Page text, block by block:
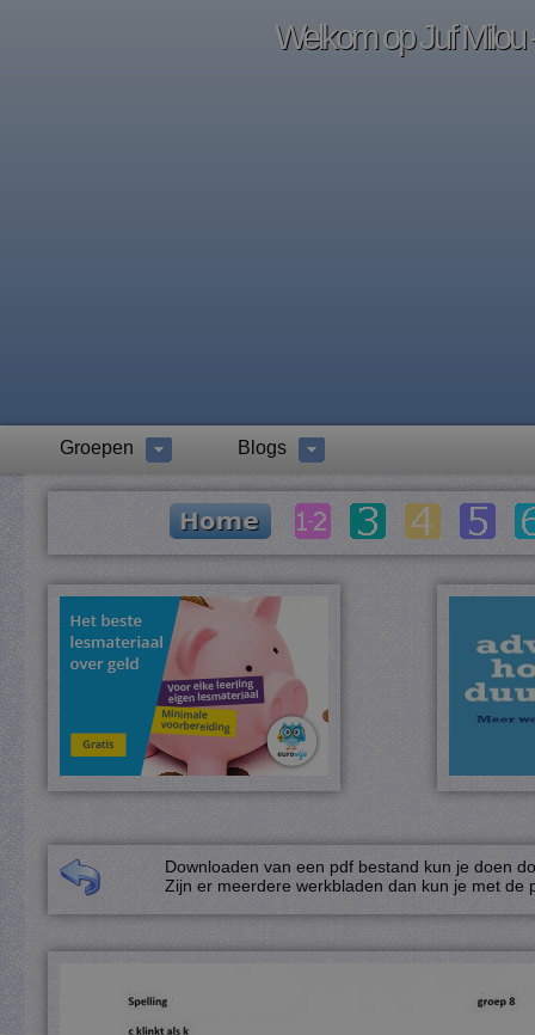
Welkom op Juf Milou
Groepen Blogs
Downloaden van een pdf bestand kun je doen
Zijn er meerdere werkbladen dan kun je met de